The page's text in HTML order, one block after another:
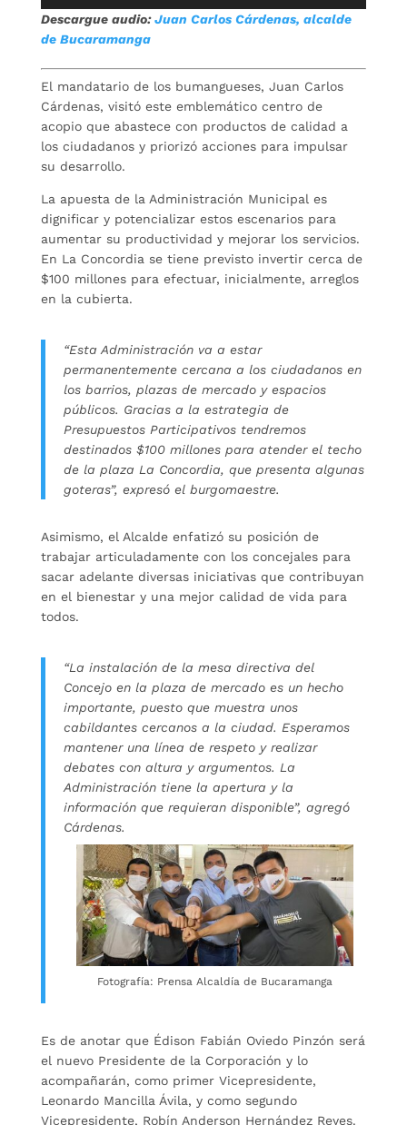
audio
Descargue audio:Juan Carlos Cárdenas, alcalde
de Bucaramanga
El mandatario de los bumangueses, Juan Carlos
Cárdenas, visitó este emblemático centro de
acopio que abastece con productos de calidad a
los ciudadanos y priorizó acciones para impulsar
su desarrollo.
La apuesta de la Administración Municipal es
dignificar y potencializar estos escenarios para
aumentar su productividad y mejorar los servicios.
En La Concordia se tiene previsto invertir cerca de
$100 millones para efectuar, inicialmente, arreglos
en la cubierta.
“Esta Administración va a estar
permanentemente cercana a los ciudadanos en
los barrios, plazas de mercado y espacios
públicos. Gracias a la estrategia de
Presupuestos Participativos tendremos
destinados $100 millones para atender el techo
de la plaza La Concordia, que presenta algunas
goteras”, expresó el burgomaestre.
Asimismo, el Alcalde enfatizó su posición de
trabajar articuladamente con los concejales para
sacar adelante diversas iniciativas que contribuyan
en el bienestar y una mejor calidad de vida para
todos.
“La instalación de la mesa directiva del
Concejo en la plaza de mercado es un hecho
importante, puesto que muestra unos
cabildantes cercanos a la ciudad. Esperamos
mantener una línea de respeto y realizar
debates con altura y argumentos. La
Administración tiene la apertura y la
información que requieran disponible”, agregó
Cárdenas.
Fotografía: Prensa Alcaldía de Bucaramanga
Es de anotar que Édison Fabián Oviedo Pinzón será
el nuevo Presidente de la Corporación y lo
acompañarán, como primer Vicepresidente,
Leonardo Mancilla Ávila, y como segundo
Vicepresidente, Robín Anderson Hernández Reyes.